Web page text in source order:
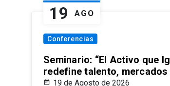
19 AGO
Conferencias
Seminario: “El Activo que
redefine talento,
19 de Agosto de 2026